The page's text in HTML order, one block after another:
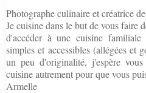
Photographe culinaire et créatrice
Je cuisine dans le but de vous faire
d'accéder à une cuisine
simples et accessibles (allégées et
un peu d'originalité, j'espère
cuisine autrement pour que vous
Armelle